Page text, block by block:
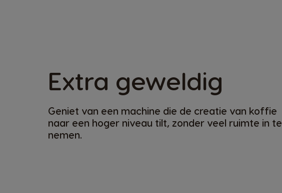
Extra geweldig
Geniet van een machine die de creatie van koffie
naar een hoger niveau tilt, zonder veel ruimte in te
nemen.